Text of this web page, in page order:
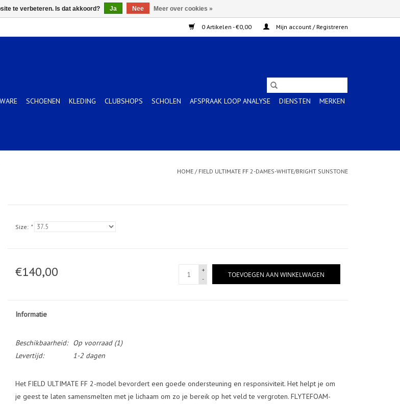
0 Artikelen - €0,00 Mijn account / Registreren
SCHOENEN KLEDING CLUBSHOPS SCHOLEN AFSPRAAK LOOP ANALYSE DIENSTEN MERKEN
HOME / FIELD ULTIMATE FF 2-DAMES-WHITE/BRIGHT SUNSTONE
Size: *
€140,00
+
-
TOEVOEGEN AAN WINKELWAGEN
Informatie
Beschikbaarheid: Op voorraad(1)
Levertijd:
1-2 dagen
Het FIELD ULTIMATE FF 2-model bevordert een goede ondersteuning en responsiviteit. Het helpt je om
je geest te laten samensmelten met je lichaam om zo je bereik op het veld te vergroten. FLYTEFOAM-
te verbeteren. Is dat akkoord? Ja Nee Meer over cookies »